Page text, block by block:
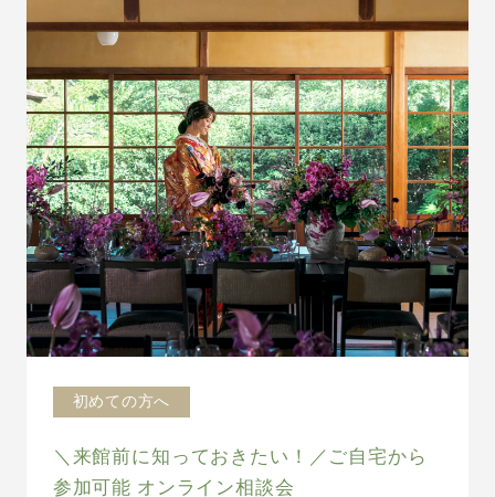
初めての方へ
＼来館前に知っておきたい！／ご自宅から
参加可能 オンライン相談会